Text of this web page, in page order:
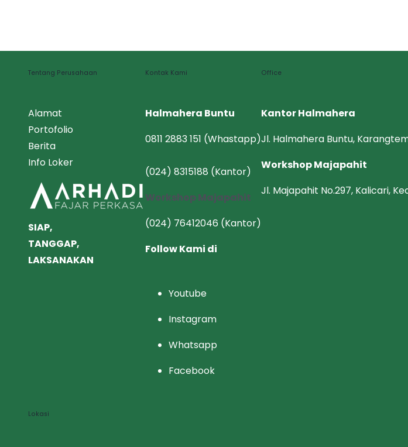
Tentang Perusahaan
Alamat
Portofolio
Berita
Info Loker
SIAP,
TANGGAP,
LAKSANAKAN
Kontak Kami
Halmahera Buntu
0811 2883 151 (Whastapp)
(024) 8315188 (Kantor)
Workshop Majapahit
(024) 76412046 (Kantor)
Follow Kami di
Youtube
Instagram
Whatsapp
Facebook
Office
Kantor Halmahera
Jl. Halmahera Buntu,
Workshop Majapahit
Jl. Majapahit No.297, Kalicari,
Lokasi